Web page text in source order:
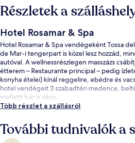
Részletek a
Hotel Rosamar & Spa
Hotel Rosamar & Spa vendégeként Tossa
de Mar-i tengerpart is közel lesz hozzád,
autóval. A wellnessrészlegen masszázs
étterem – Restaurante principal – pedig
konyha ételei) kínál reggelire, ebédre és
hotel vendégeit 3 szabadtéri medence,
melletti bár is várja.
Több részlet a szállásról
További tudnivalók a